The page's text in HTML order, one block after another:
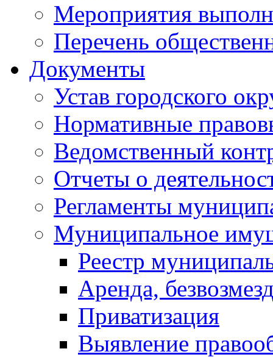
Мероприятия
Перечень
Документы
Устав городского
Нормативные
Ведомственный
Отчеты о
Регламенты
Муниципальное
Реестр
Аренда,
Приватизация
Выявление